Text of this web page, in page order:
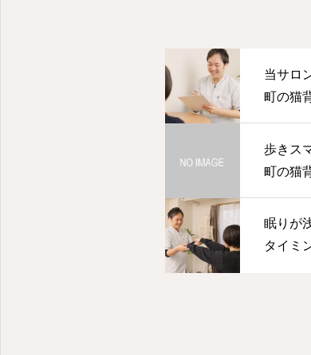
当サロ
町の猫
歩きス
町の猫
眠りが
タイミ